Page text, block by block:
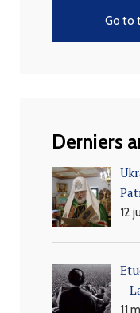
Go to
Derniers
12
–